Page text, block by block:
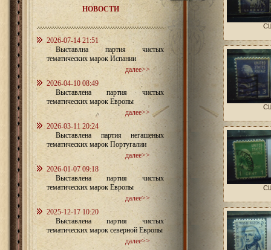
НОВОСТИ
2026-07-14 21:51
Выставлна партия чистых
тематических марок Испании
далее>>
2026-04-10 08:49
Выставлена партия чистых
тематических марок Европы
далее>>
2026-03-11 20:24
Выставлена партия негашеных
тематических марок Португалии
далее>>
2026-01-07 09:18
Выставлена партия чистых
тематических марок Европы
далее>>
2025-12-17 10:20
Выставлена партия чистых
тематических марок северной Европы
далее>>